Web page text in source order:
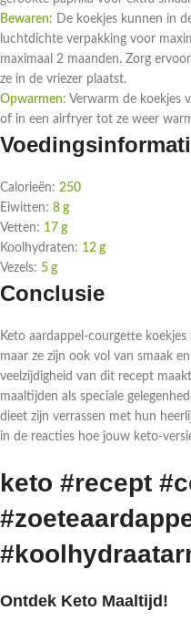
Bewaren: De koekjes kunnen in
luchtdichte verpakking voor
maximaal 2 maanden. Zorg
ze in de vriezer plaatst.
Opwarmen: Verwarm de koekjes
of in een airfryer tot ze weer
Calorieën: 250
Eiwitten: 8 g
Vetten: 17 g
Koolhydraten: 12 g
Vezels: 5 g
Conclusie
Keto aardappel-courgette
maar ze zijn ook vol van smaak
veelzijdigheid van dit recept
maaltijden als speciale
dieet zijn verrassen met hun
in de reacties hoe jouw keto-
keto #recept
Ontdek Keto Maaltijd!